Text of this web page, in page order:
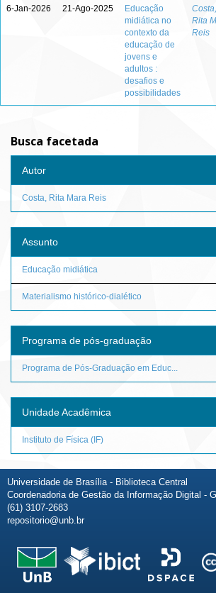
6-Jan-2026 21-Ago-2025
Educação
midiática no
contexto da
educação de
jovens e
adultos :
desafios e
possibilidades
Costa,
Rita
Reis
Busca facetada
Autor
Costa, Rita Mara Reis
Assunto
Educação midiática
Materialismo histórico-dialético
Programa de pós-graduação
Programa de Pós-Graduação em Educ...
Unidade Acadêmica
Instituto de Física (IF)
Universidade de Brasília - Biblioteca Central
Coordenadoria de Gestão da Informação Digital -
(61) 3107-2683
repositorio@unb.br